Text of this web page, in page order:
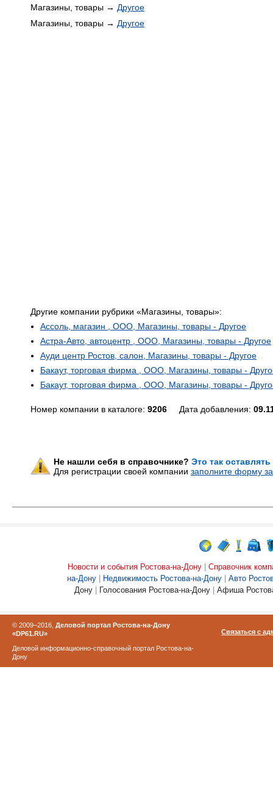
Магазины, товары → Другое
Магазины, товары → Другое
Другие компании рубрики «Магазины, товары»:
Ассоль, магазин , ООО, Магазины, товары - Другое
Астра-Авто, автоцентр , ООО, Магазины, товары - Другое
Ауди центр Ростов, салон, Магазины, товары - Другое
Бакаут, торговая фирма , ООО, Магазины, товары -
Бакаут, торговая фирма , ООО, Магазины, товары -
Номер компании в каталоге: 9206 Дата добавления:
Не нашли себя в справочнике? Это так
Для регистрации своей компании заполните форму
Новости и события Ростова-на-Дону
Справочник
на-Дону
Недвижимость Ростова-на-Дону
Авто
Дону
Голосования Ростова-на-Дону Афиша
© 2009–2016, Деловой портал Ростова-на-Дону
«DP61.RU»
Деловой информационно-справочный портал Ростова-на-
Дону
Связаться с